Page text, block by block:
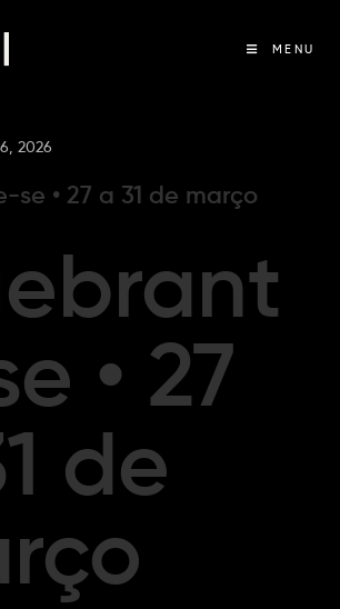
MENU
2026
se • 27 a 31 de março
• 27
de